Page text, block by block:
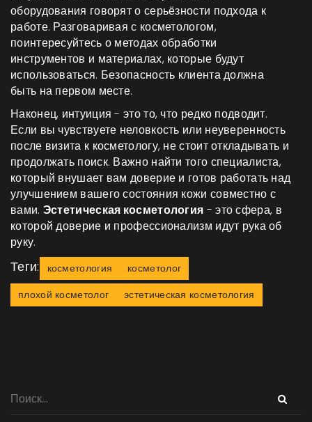
оборудования говорят о серьёзности подхода к
работе. Разговаривая с косметологом,
поинтересуйтесь о методах обработки
инструментов и материалах, которые будут
использоваться. Безопасность клиента должна
быть на первом месте.
Наконец, интуиция - это то, что редко подводит.
Если вы чувствуете неловкость или неуверенность
после визита к косметологу, не стоит откладывать и
продолжать поиск. Важно найти того специалиста,
который внушает вам доверие и готов работать над
улучшением вашего состояния кожи совместно с
вами. Эстетическая косметология - это сфера, в
которой доверие и профессионализм идут рука об
руку.
Теги: косметология
косметолог
плохой косметолог
эстетическая косметология